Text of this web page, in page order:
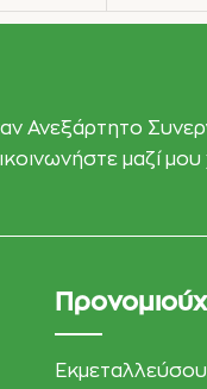
Ανεξάρτητο
μαζί